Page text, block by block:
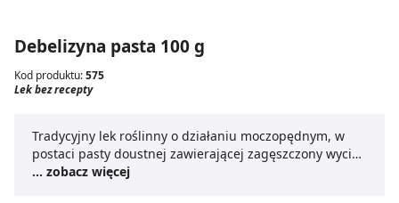
Debelizyna pasta 100 g
Kod produktu:575
Lek bez recepty
Tradycyjny lek roślinny o działaniu moczopędnym, w
postaci pasty doustnej zawierającej zagęszczony wyciąg
z nasion fasoli indyjskiej.
... zobacz więcej